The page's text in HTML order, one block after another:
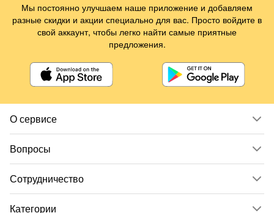
О сервисе
Вопросы
Сотрудничество
Категории
Мы постоянно улучшаем наше приложение и добавляем
разные скидки и акции специально для вас. Просто войдите в
свой аккаунт, чтобы легко найти самые приятные
предложения.